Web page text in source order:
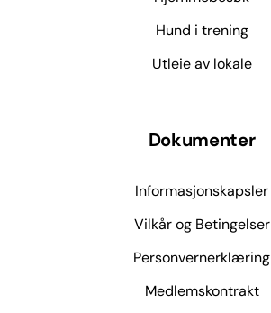
Hund i trening
Utleie av lokale
Dokumenter
Informasjonskapsler
Vilkår og Betingelser
Personvernerklæring
Medlemskontrakt